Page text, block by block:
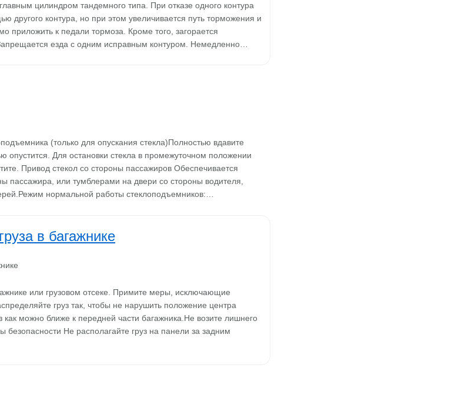
цилиндром тандемного типа. При отказе одного контура
другого контура, но при этом увеличивается путь торможения и
приложить к педали тормоза. Кроме того, загорается
езда с одним исправным контуром. Немедленно…
(только для опускания стекла)Полностью вдавите
опустится. Для остановки стекла в промежуточном положении
Привод стекол со стороны пассажиров Обеспечивается
пассажира, или тумблерами на двери со стороны водителя,
нормальной работы стеклоподъемников:…
в багажнике
или грузовом отсеке. Примите меры, исключающие
груз так, чтобы не нарушить положение центра
можно ближе к передней части багажника.Не возите лишнего
безопасности Не располагайте груз на панели за задним